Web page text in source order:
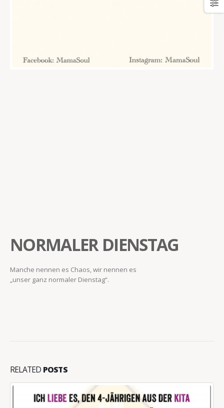
NORMALER DIENSTAG
Manche nennen es Chaos, wir nennen es
„unser ganz normaler Dienstag“.
RELATED POSTS